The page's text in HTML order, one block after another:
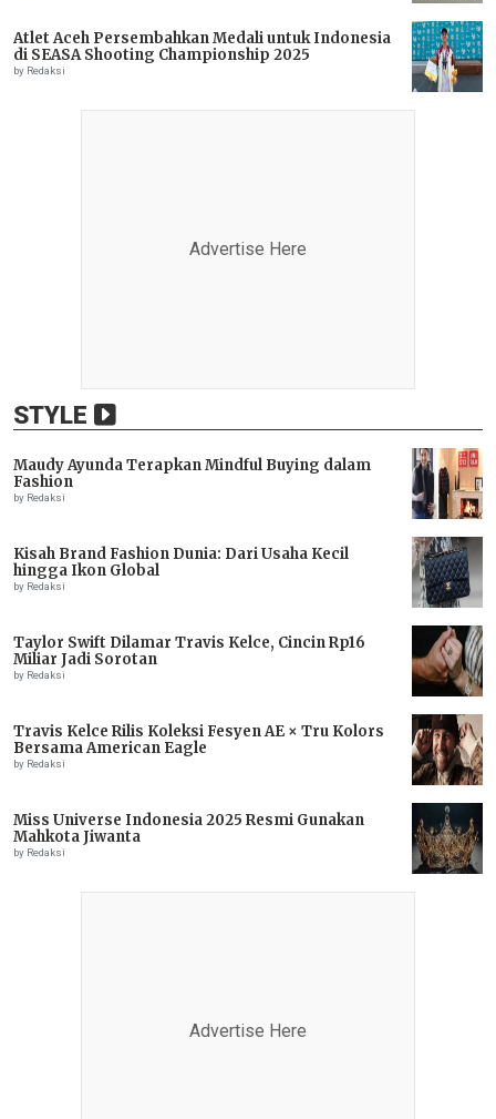
Atlet Aceh Persembahkan Medali untuk Indonesia
di SEASA Shooting Championship 2025
by Redaksi
Advertise Here
STYLE
Maudy Ayunda Terapkan Mindful Buying dalam
Fashion
by Redaksi
Kisah Brand Fashion Dunia: Dari Usaha Kecil
hingga Ikon Global
by Redaksi
Taylor Swift Dilamar Travis Kelce, Cincin Rp16
Miliar Jadi Sorotan
by Redaksi
Travis Kelce Rilis Koleksi Fesyen AE × Tru Kolors
Bersama American Eagle
by Redaksi
Miss Universe Indonesia 2025 Resmi Gunakan
Mahkota Jiwanta
by Redaksi
Advertise Here